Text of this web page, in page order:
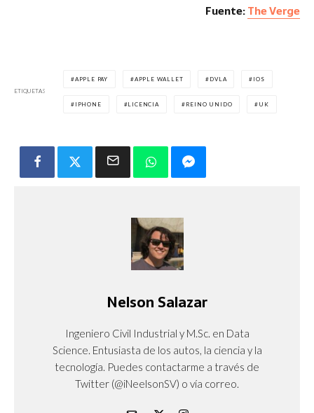
Fuente:The Verge
ETIQUETAS
APPLE PAY APPLE WALLET DVLA IOS
IPHONE LICENCIA REINO UNIDO UK
Nelson Salazar
Ingeniero Civil Industrial y M.Sc. en Data
Science. Entusiasta de los autos, la ciencia y la
tecnología. Puedes contactarme a través de
Twitter (@iNeelsonSV) o vía correo.